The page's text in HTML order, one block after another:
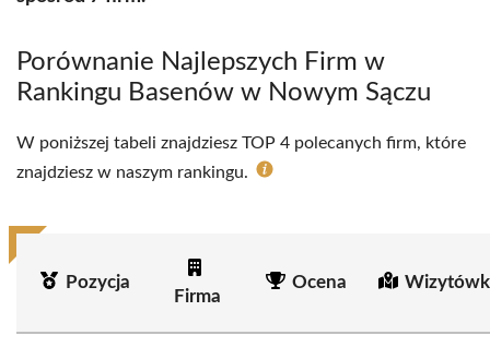
Porównanie Najlepszych Firm w
Rankingu Basenów w Nowym Sączu
W poniższej tabeli znajdziesz TOP 4 polecanych firm, które
znajdziesz w naszym rankingu.
Pozycja
Firma
Ocena